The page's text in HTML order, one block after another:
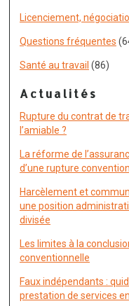
Licenciement,
Questions fréquentes
Santé au travail (86)
Actualités
Rupture du contrat de
l’amiable ?
La réforme de
d’une rupture
Harcèlement et
une position
divisée
Les limites à la
conventionnelle
Faux indépendants :
prestation de services